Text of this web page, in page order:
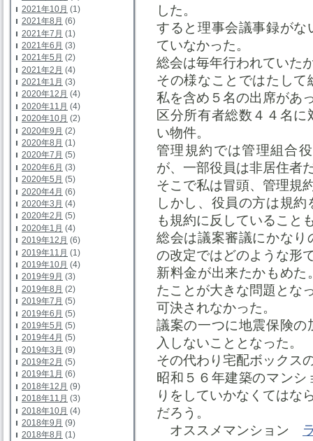
2021年10月 (1)
2021年8月 (6)
2021年7月 (1)
2021年6月 (3)
2021年5月 (2)
2021年2月 (4)
2021年1月 (3)
2020年12月 (4)
2020年11月 (4)
2020年10月 (2)
2020年9月 (2)
2020年8月 (1)
2020年7月 (5)
2020年6月 (3)
2020年5月 (5)
2020年4月 (6)
2020年3月 (4)
2020年2月 (5)
2020年1月 (4)
2019年12月 (6)
2019年11月 (1)
2019年10月 (4)
2019年9月 (3)
2019年8月 (2)
2019年7月 (5)
2019年6月 (5)
2019年5月 (5)
2019年4月 (5)
2019年3月 (9)
2019年2月 (5)
2019年1月 (6)
2018年12月 (9)
2018年11月 (3)
2018年10月 (4)
2018年9月 (9)
2018年8月 (1)
した。
すると理事会議事録が
ていなかった。
総会は毎年行われていた
その様なことではたし
私を含め５名の出席があ
区分所有者総数４４名
い物件。
管理規約では管理組合
が、一部役員は非居住者
そこで私は冒頭、管理規
しかし、役員の方は規
も規約に反していること
総会は議案審議にかな
の改定ではどのような形
新料金が出来たかもめ
たことが大きな問題とな
可決されなかった。
議案の一つに地震保険
入しないこととなった。
その代わり宅配ボックス
昭和５６年建築のマン
りをしていかなくてはな
だろう。
オススメマンション